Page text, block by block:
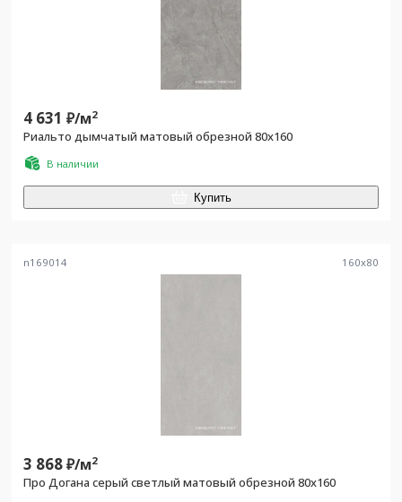
4 631 ₽/м2
Риальто дымчатый матовый обрезной 80x160
В наличии
Купить
n169014 160x80
3 868₽/м2
Про Догана серый светлый матовый обрезной 80x160